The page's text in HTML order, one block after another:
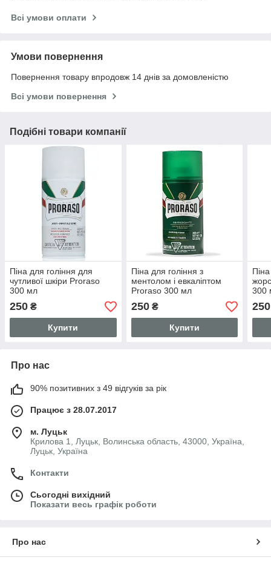
Всі умови оплати
Умови повернення
Повернення товару впродовж 14 днів за домовленістю
Всі умови повернення
Подібні товари компанії
Піна для гоління для
чутливої шкіри Proraso
300 мл
250 ₴
Купити
Піна для гоління з
ментолом і евкаліптом
Proraso 300 мл
250₴
Купити
300
250
Про нас
90% позитивних з 49 відгуків за рік
Працює з 28.07.2017
м. Луцьк
Крилова 1, Луцьк, Волинська область, 43000, Україна,
Луцьк, Україна
Контакти
Сьогодні вихідний
Показати весь графік роботи
Про нас